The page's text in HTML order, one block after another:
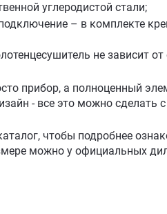
углеродистой стали;
– в комплекте
не зависит
прибор, а полноценный
- все это можно сделать
чтобы подробнее
можно у официальных